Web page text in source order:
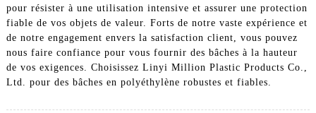
pour résister à une utilisation intensive et assurer une protection
fiable de vos objets de valeur. Forts de notre vaste expérience et
de notre engagement envers la satisfaction client, vous pouvez
nous faire confiance pour vous fournir des bâches à la hauteur
de vos exigences. Choisissez Linyi Million Plastic Products Co.,
Ltd. pour des bâches en polyéthylène robustes et fiables.